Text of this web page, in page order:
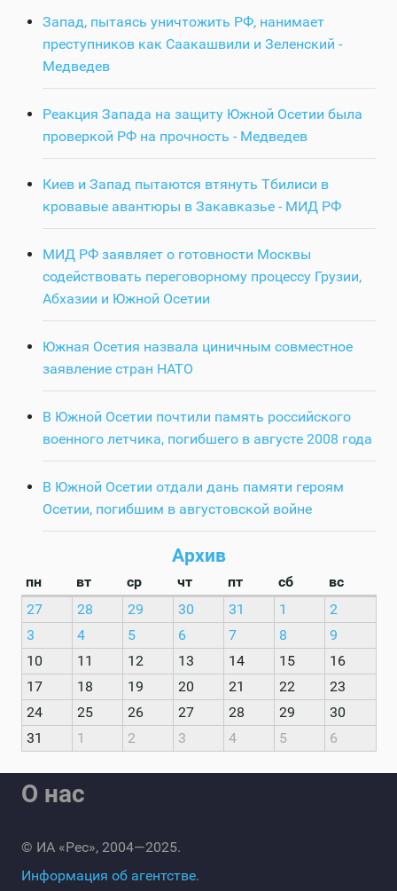
Запад, пытаясь уничтожить РФ, нанимает
преступников как Саакашвили и Зеленский -
Медведев
Реакция Запада на защиту Южной Осетии была
проверкой РФ на прочность - Медведев
Киев и Запад пытаются втянуть Тбилиси в
кровавые авантюры в Закавказье - МИД РФ
МИД РФ заявляет о готовности Москвы
содействовать переговорному процессу Грузии,
Абхазии и Южной Осетии
Южная Осетия назвала циничным совместное
заявление стран НАТО
В Южной Осетии почтили память российского
военного летчика, погибшего в августе 2008 года
В Южной Осетии отдали дань памяти героям
Осетии, погибшим в августовской войне
Архив
пн вт ср чт пт сб
вс
27
28 29 30 31 1
2
3
4 5 6 7 8
9
10
11 12 13 14 15
16
17
18 19 20 21 22
23
24
25 26 27 28 29
30
31
1 2 3 4 5 6
О нас
© ИА «Рес», 2004—2025.
Информация об агентстве.